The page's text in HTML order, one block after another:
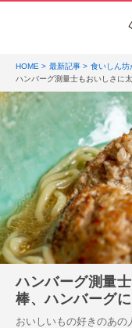
HOME 最新記事
食いしん坊
ハンバーグ測量士もおいしさに
ハンバーグ測量
棒、ハンバーグに
おいしいもの好きのあの